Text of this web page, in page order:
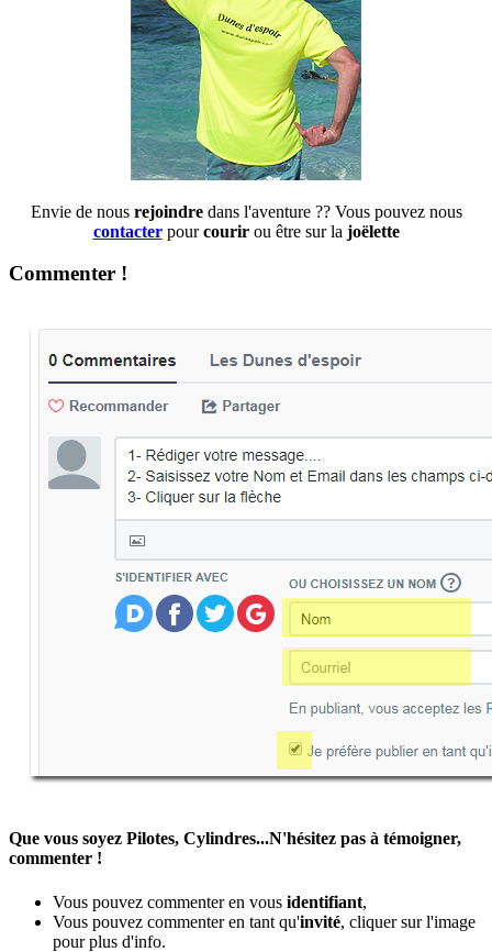
Envie de nous rejoindre dans l'aventure ?? Vous pouvez nous
contacterpourcourir ou être sur la joëlette
Commenter !
Que vous soyez Pilotes, Cylindres...N'hésitez pas à témoigner,
commenter !
Vous pouvez commenter en vous identifiant,
Vous pouvez commenter en tant qu'invité, cliquer sur l'image
pour plus d'info.